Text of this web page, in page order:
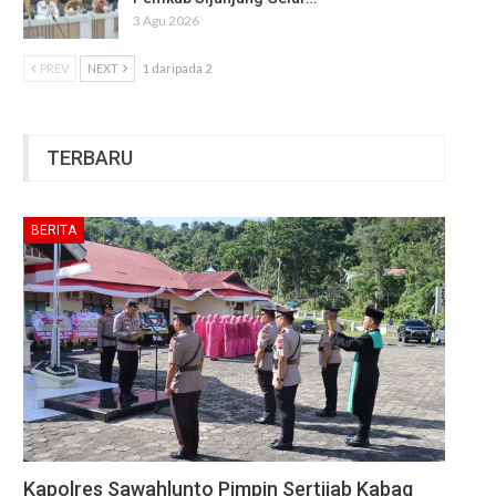
3 Agu 2026
PREV NEXT 1 daripada 2
TERBARU
BERITA
Kapolres Sawahlunto Pimpin Sertijab Kabag